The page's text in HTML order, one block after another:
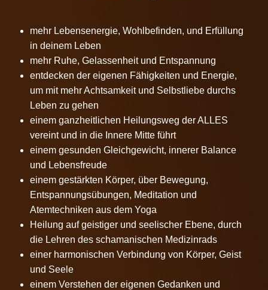
mehr Lebensenergie, Wohlbefinden, und Erfüllung
in deinem Leben
mehr Ruhe, Gelassenheit und Entspannung
entdecken der eigenen Fähigkeiten und Energie,
um mit mehr Achtsamkeit und Selbstliebe durchs
Leben zu gehen
einem ganzheitlichen Heilungsweg der ALLES
vereint und in die Innere Mitte führt
einem gesunden Gleichgewicht, innerer Balance
und Lebensfreude
einem gestärkten Körper, über Bewegung,
Entspannungsübungen, Meditation und
Atemtechniken aus dem Yoga
Heilung auf geistiger und seelischer Ebene, durch
die Lehren des schamanischen Medizinrads
einer harmonischen Verbindung von Körper, Geist
und Seele
einem Verstehen der eigenen Gedanken und